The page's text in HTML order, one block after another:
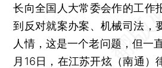
长向全国人大常委会作的工作
到反对就案办案、机械司法，
人情，这是一个老问题，但一
月16日，在江苏开炫（南通）